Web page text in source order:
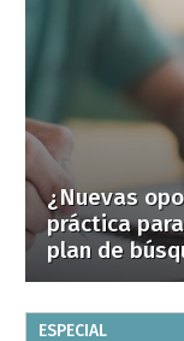
¿Nuevas
práctica
plan de
ESPECIAL